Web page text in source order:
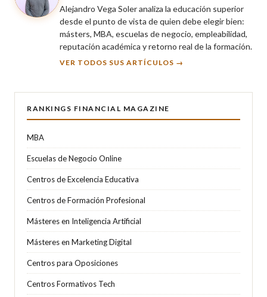
Alejandro Vega Soler analiza la educación superior
desde el punto de vista de quien debe elegir bien:
másters, MBA, escuelas de negocio, empleabilidad,
reputación académica y retorno real de la formación.
VER TODOS SUS ARTÍCULOS →
RANKINGS FINANCIAL MAGAZINE
MBA
Escuelas de Negocio Online
Centros de Excelencia Educativa
Centros de Formación Profesional
Másteres en Inteligencia Artificial
Másteres en Marketing Digital
Centros para Oposiciones
Centros Formativos Tech